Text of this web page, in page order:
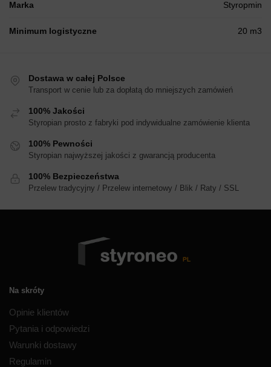
Marka Styropmin
Minimum logistyczne 20 m3
Dostawa w całej Polsce
Transport w cenie lub za dopłatą do mniejszych zamówień
100% Jakości
Styropian prosto z fabryki pod indywidualne zamówienie klienta
100% Pewności
Styropian najwyższej jakości z gwarancją producenta
100% Bezpieczeństwa
Przelew tradycyjny / Przelew internetowy / Blik / Raty / SSL
Na skróty
Opinie klientów
Pytania i odpowiedzi
Warunki dostawy
Regulamin